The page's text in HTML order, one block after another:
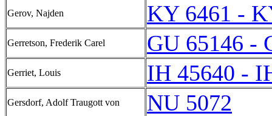
Gerov, Najden KY 6461 -
Gerretson, Frederik Carel GU 65146 -
Gerriet, Louis IH 45640 -
Gersdorf, Adolf Traugott von NU 5072